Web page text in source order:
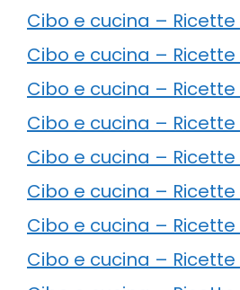
Cibo e cucina –
Cibo e cucina –
Cibo e cucina –
Cibo e cucina –
Cibo e cucina –
Cibo e cucina –
Cibo e cucina –
Cibo e cucina –